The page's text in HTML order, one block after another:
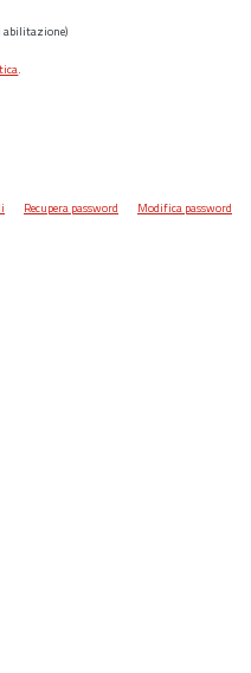
.
Recupera password Modifica password